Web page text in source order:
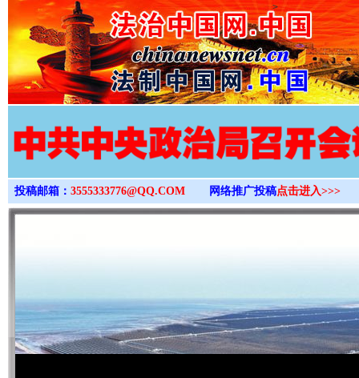
>
投稿邮箱： 3555333776@QQ.COM 网络推广投稿点击进入>>>